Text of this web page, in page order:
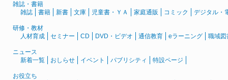
雑誌・書籍
雑誌
書籍 新書 文庫 児童書・ＹＡ 家庭通販 コミック デジタル・
研修・教材
人材育成
セミナー CD DVD・ビデオ 通信教育 eラーニング 職域図
ニュース
新着一覧
おしらせ イベント パブリシティ 特設ページ
お役立ち